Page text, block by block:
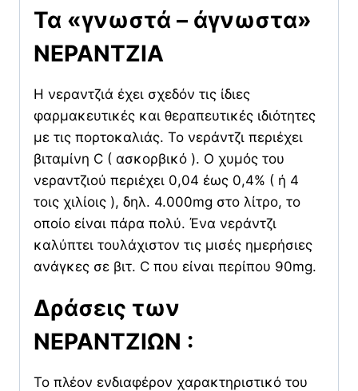
Τα «γνωστά – άγνωστα»
ΝΕΡΑΝΤΖΙΑ
Η νεραντζιά έχει σχεδόν τις ίδιες
φαρμακευτικές και θεραπευτικές ιδιότητες
με τις πορτοκαλιάς. Το νεράντζι περιέχει
βιταμίνη C ( ασκορβικό ). Ο χυμός του
νεραντζιού περιέχει 0,04 έως 0,4% ( ή 4
τοις χιλίοις ), δηλ. 4.000mg στο λίτρο, το
οποίο είναι πάρα πολύ. Ένα νεράντζι
καλύπτει τουλάχιστον τις μισές ημερήσιες
ανάγκες σε βιτ. C που είναι περίπου 90mg.
Δράσεις των
ΝΕΡΑΝΤΖΙΩΝ :
Το πλέον ενδιαφέρον χαρακτηριστικό του